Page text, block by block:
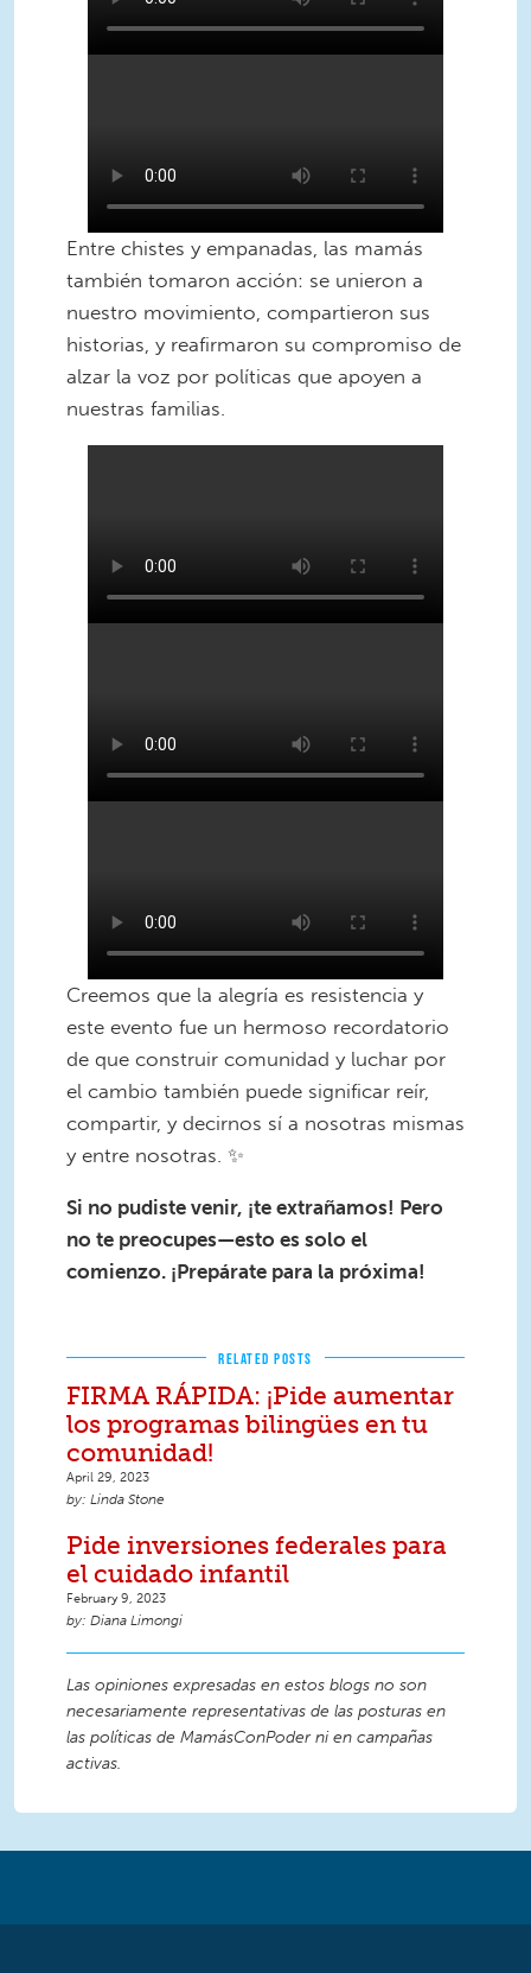
Entre chistes y empanadas, las mamás
también tomaron acción: se unieron a
nuestro movimiento, compartieron sus
historias, y reafirmaron su compromiso de
alzar la voz por políticas que apoyen a
nuestras familias.
Creemos que la alegría es resistencia y
este evento fue un hermoso recordatorio
de que construir comunidad y luchar por
el cambio también puede significar reír,
compartir, y decirnos sí a nosotras mismas
y entre nosotras. ✨
Si no pudiste venir, ¡te extrañamos! Pero
no te preocupes—esto es solo el
comienzo. ¡Prepárate para la próxima!
RELATED POSTS
FIRMA RÁPIDA: ¡Pide aumentar
los programas bilingües en tu
comunidad!
April 29, 2023
Linda Stone
Pide inversiones federales para
el cuidado infantil
February 9, 2023
Diana Limongi
Las opiniones expresadas en estos blogs no son
necesariamente representativas de las posturas en
las políticas de MamásConPoder ni en campañas
activas.